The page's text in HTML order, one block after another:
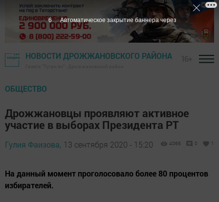
НОВОСТИ ДРОЖЖАНОВСКОГО РАЙОНА
ОБЩЕСТВО
Дрожжановцы проявляют активное
участие в выборах Президента РТ
Гулия Фаизова, 13 сентября 2020 - 15:20 4066 0 1
На данный момент проголосовало более 80 процентов
избирателей.
5 Автоматическое закрытие баннера через